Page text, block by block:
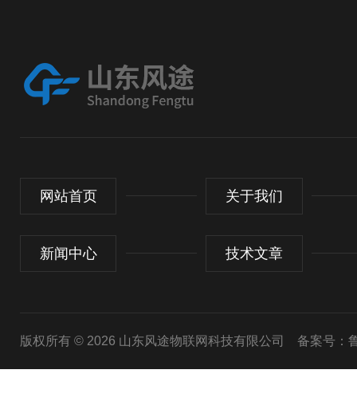
网站首页 关于我们
新闻中心 技术文章
版权所有 © 2026 山东风途物联网科技有限公司 备案号：